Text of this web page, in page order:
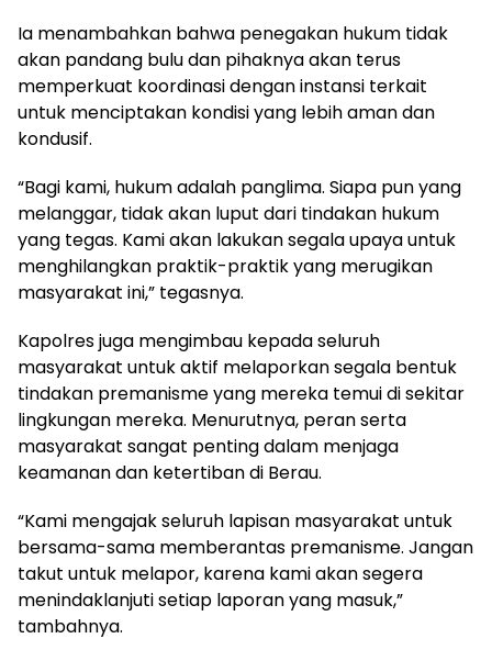
Ia menambahkan bahwa penegakan hukum tidak
akan pandang bulu dan pihaknya akan terus
memperkuat koordinasi dengan instansi terkait
untuk menciptakan kondisi yang lebih aman dan
kondusif.
“Bagi kami, hukum adalah panglima. Siapa pun yang
melanggar, tidak akan luput dari tindakan hukum
yang tegas. Kami akan lakukan segala upaya untuk
menghilangkan praktik-praktik yang merugikan
masyarakat ini,” tegasnya.
Kapolres juga mengimbau kepada seluruh
masyarakat untuk aktif melaporkan segala bentuk
tindakan premanisme yang mereka temui di sekitar
lingkungan mereka. Menurutnya, peran serta
masyarakat sangat penting dalam menjaga
keamanan dan ketertiban di Berau.
“Kami mengajak seluruh lapisan masyarakat untuk
bersama-sama memberantas premanisme. Jangan
takut untuk melapor, karena kami akan segera
menindaklanjuti setiap laporan yang masuk,”
tambahnya.